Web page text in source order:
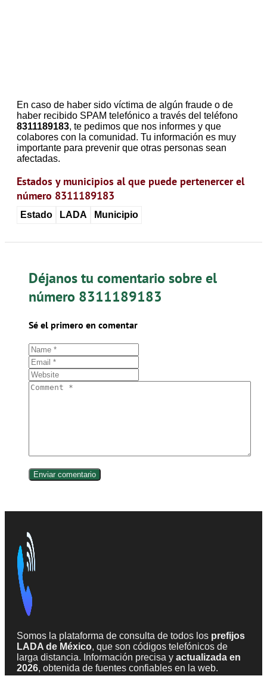
En caso de haber sido víctima de algún fraude o de
haber recibido SPAM telefónico a través del teléfono
8311189183, te pedimos que nos informes y que
colabores con la comunidad. Tu información es muy
importante para prevenir que otras personas sean
afectadas.
Estados y municipios al que puede pertenercer el
número 8311189183
Estado LADA Municipio
Déjanos tu comentario sobre el
número 8311189183
Sé el primero en comentar
Somos la plataforma de consulta de todos los prefijos
LADA de México, que son códigos telefónicos de
larga distancia. Información precisa y actualizada en
2026, obtenida de fuentes confiables en la web.